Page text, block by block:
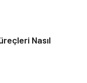
Çocuk
Nasıl